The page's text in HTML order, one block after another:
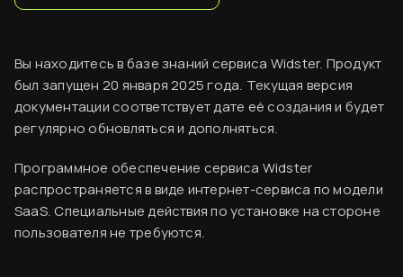
Вы находитесь в базе знаний сервиса Widster. Продукт
был запущен 20 января 2025 года. Текущая версия
документации соответствует дате её создания и будет
регулярно обновляться и дополняться.
Программное обеспечение сервиса Widster
распространяется в виде интернет-сервиса по модели
SaaS. Специальные действия по установке на стороне
пользователя не требуются.